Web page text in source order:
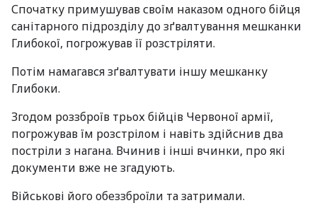
Спочатку примушував своїм наказом одного бійця
санітарного підрозділу до зґвалтування мешканки
Глибокої, погрожував її розстріляти.
Потім намагався зґвалтувати іншу мешканку
Глибоки.
Згодом роззброїв трьох бійців Червоної армії,
погрожував їм розстрілом і навіть здійснив два
постріли з нагана. Вчинив і інші вчинки, про які
документи вже не згадують.
Військові його обеззброїли та затримали.